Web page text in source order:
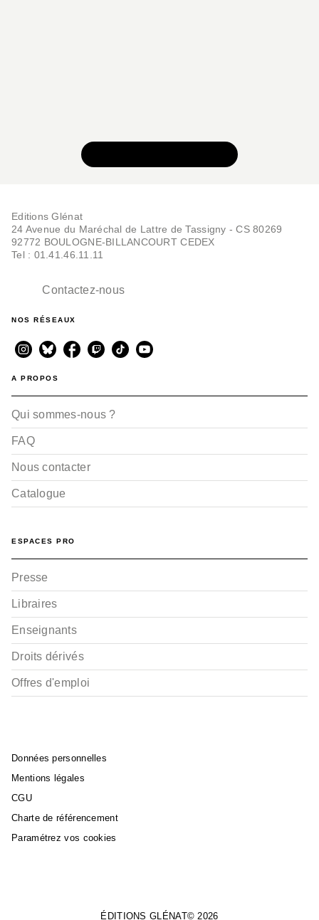
Editions Glénat
24 Avenue du Maréchal de Lattre de Tassigny - CS 80269
92772 BOULOGNE-BILLANCOURT CEDEX
Tel : 01.41.46.11.11
Contactez-nous
NOS RÉSEAUX
A PROPOS
Qui sommes-nous ?
FAQ
Nous contacter
Catalogue
ESPACES PRO
Presse
Libraires
Enseignants
Droits dérivés
Offres d'emploi
Données personnelles
Mentions légales
CGU
Charte de référencement
Paramétrez vos cookies
ÉDITIONS GLÉNAT© 2026